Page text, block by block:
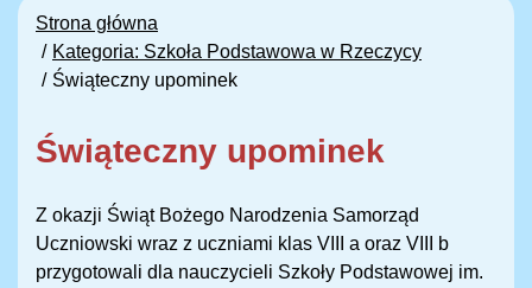
Strona główna
Kategoria: Szkoła Podstawowa w Rzeczycy
Świąteczny upominek
Świąteczny upominek
Z okazji Świąt Bożego Narodzenia Samorząd
Uczniowski wraz z uczniami klas VIII a oraz VIII b
przygotowali dla nauczycieli Szkoły Podstawowej im.